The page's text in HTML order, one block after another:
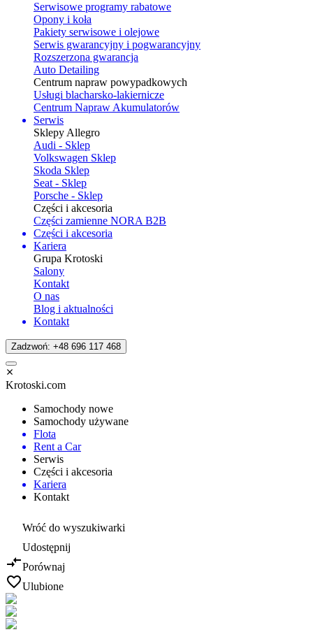
Serwisowe programy rabatowe
Opony i koła
Pakiety serwisowe i olejowe
Serwis gwarancyjny i pogwarancyjny
Rozszerzona gwarancja
Auto Detailing
Centrum napraw powypadkowych
Usługi blacharsko-lakiernicze
Centrum Napraw Akumulatorów
Serwis
Sklepy Allegro
Audi - Sklep
Volkswagen Sklep
Skoda Sklep
Seat - Sklep
Porsche - Sklep
Części i akcesoria
Części zamienne NORA B2B
Części i akcesoria
Kariera
Grupa Krotoski
Salony
Kontakt
O nas
Blog i aktualności
Kontakt
Zadzwoń: +48 696 117 468
Krotoski.com
Samochody nowe
Samochody używane
Flota
Rent a Car
Serwis
Części i akcesoria
Kariera
Kontakt
Wróć do wyszukiwarki
Udostępnij
Porównaj
Ulubione